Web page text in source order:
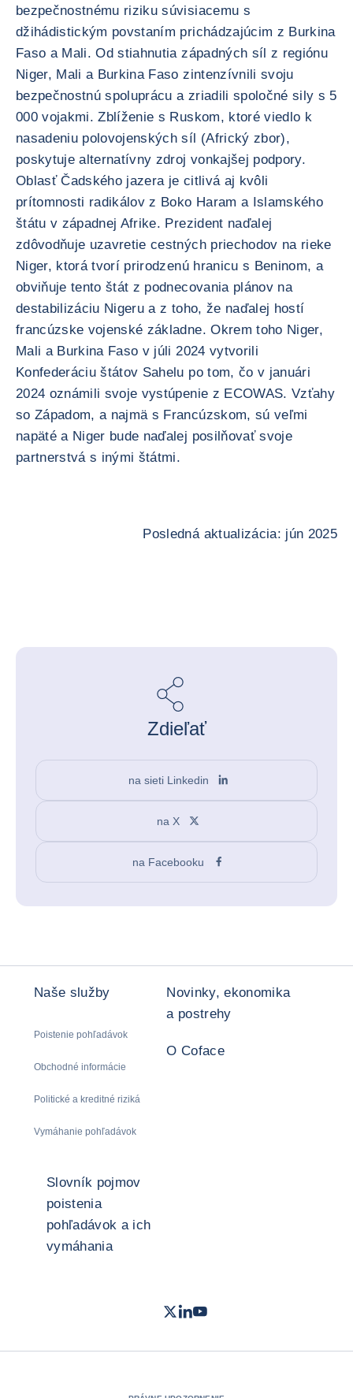
bezpečnostnému riziku súvisiacemu s
džihádistickým povstaním prichádzajúcim z Burkina
Faso a Mali. Od stiahnutia západných síl z regiónu
Niger, Mali a Burkina Faso zintenzívnili svoju
bezpečnostnú spoluprácu a zriadili spoločné sily s 5
000 vojakmi. Zblíženie s Ruskom, ktoré viedlo k
nasadeniu polovojenských síl (Africký zbor),
poskytuje alternatívny zdroj vonkajšej podpory.
Oblasť Čadského jazera je citlivá aj kvôli
prítomnosti radikálov z Boko Haram a Islamského
štátu v západnej Afrike. Prezident naďalej
zdôvodňuje uzavretie cestných priechodov na rieke
Niger, ktorá tvorí prirodzenú hranicu s Beninom, a
obviňuje tento štát z podnecovania plánov na
destabilizáciu Nigeru a z toho, že naďalej hostí
francúzske vojenské základne. Okrem toho Niger,
Mali a Burkina Faso v júli 2024 vytvorili
Konfederáciu štátov Sahelu po tom, čo v januári
2024 oznámili svoje vystúpenie z ECOWAS. Vzťahy
so Západom, a najmä s Francúzskom, sú veľmi
napäté a Niger bude naďalej posilňovať svoje
partnerstvá s inými štátmi.
Posledná aktualizácia: jún 2025
Zdieľať
na sieti Linkedin
na X
na Facebooku
Naše služby
Poistenie pohľadávok
Obchodné informácie
Politické a kreditné riziká
Vymáhanie pohľadávok
Novinky, ekonomika
a postrehy
O Coface
Slovník pojmov
poistenia
pohľadávok a ich
vymáhania
Twitter- Coface
LinkedIn
Youtube